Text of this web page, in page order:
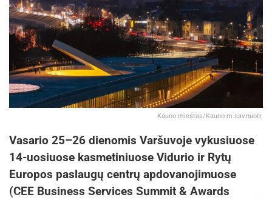
Kauno miestas/Kauno m.sav.nuotr.
Vasario 25–26 dienomis Varšuvoje vykusiuose
14-uosiuose kasmetiniuose Vidurio ir Rytų
Europos paslaugų centrų apdovanojimuose
(CEE Business Services Summit & Awards